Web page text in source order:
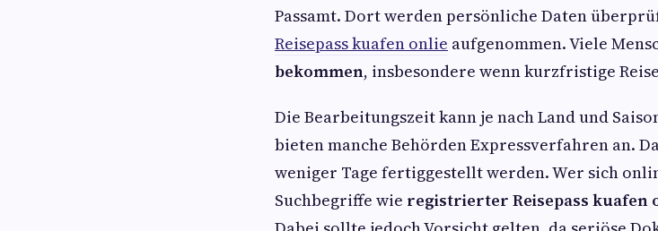
Passamt. Dort werden persönliche Daten
Reisepass kuafen onlie aufgenommen. Viele
bekommen, insbesondere wenn kurzfristige
Die Bearbeitungszeit kann je nach Land und
bieten manche Behörden Expressverfahren an.
weniger Tage fertiggestellt werden. Wer sich
Suchbegriffe wie registrierter Reisepass kuafen